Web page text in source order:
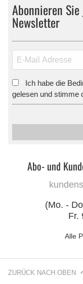
Abonnieren
Newsletter
Ich habe die
gelesen und stimme
Abo- und
(Mo. -
Fr.
Alle
ZURÜCK NACH OBEN